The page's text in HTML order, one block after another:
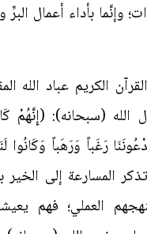
وإنَّما بأداء أعمال البرِّ
الكريم عباد الله
الله (سبحانه): (إِنَّهُمْ
المسارعة إلى الخير
العملي؛ فهم